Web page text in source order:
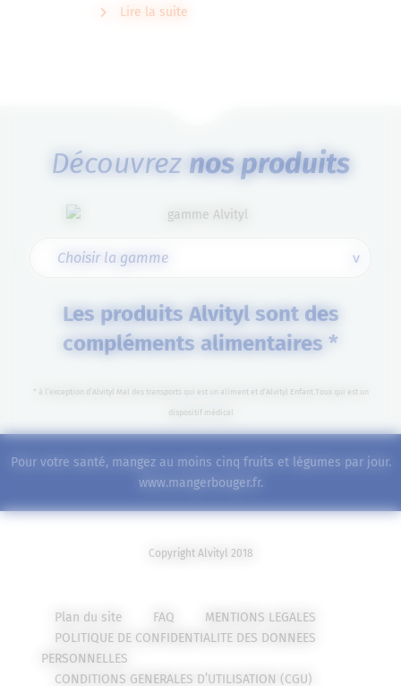
Lire la suite
Découvrez nos produits
Les produits Alvityl sont des
compléments alimentaires *
* à l’exception d’Alvityl Mal des transports qui est un aliment et d’Alvityl Enfant Toux qui est un
dispositif médical
Pour votre santé, mangez au moins cinq fruits et légumes par jour.
www.mangerbouger.fr.
Copyright Alvityl 2018
Plan du site FAQ
MENTIONS LEGALES
POLITIQUE DE CONFIDENTIALITE DES DONNEES
PERSONNELLES
CONDITIONS GENERALES D’UTILISATION (CGU)